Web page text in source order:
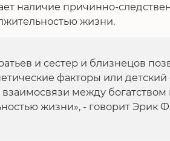
наличие причинно-
жизни.
и сестер и близнецов
факторы или детский
между богатством
жизни», - говорит Эрик